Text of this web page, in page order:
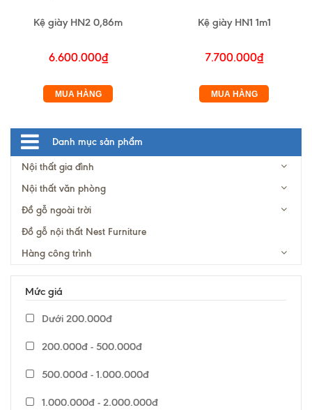
Kệ giày HN2 0,86m
6.600.000₫
MUA HÀNG
Kệ giày HN1 1m1
7.700.000₫
MUA HÀNG
Danh mục sản phẩm
Nội thất gia đình
Nội thất văn phòng
Đồ gỗ ngoài trời
Đồ gỗ nội thất Nest Furniture
Hàng công trình
Mức giá
Dưới 200.000đ
200.000đ - 500.000đ
500.000đ - 1.000.000đ
1.000.000đ - 2.000.000đ